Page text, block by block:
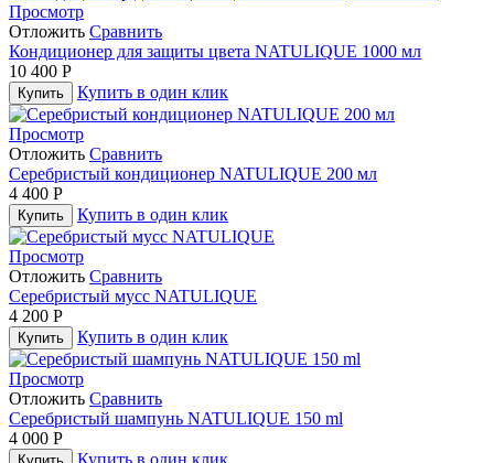
Просмотр
Отложить Сравнить
Кондиционер для защиты цвета NATULIQUE 1000 мл
10 400 Р
Купить Купить в один клик
Просмотр
Отложить Сравнить
Серебристый кондиционер NATULIQUE 200 мл
4 400 Р
Купить Купить в один клик
Просмотр
Отложить Сравнить
Серебристый мусс NATULIQUE
4 200 Р
Купить Купить в один клик
Просмотр
Отложить Сравнить
Серебристый шампунь NATULIQUE 150 ml
4 000 Р
Купить в один клик